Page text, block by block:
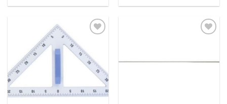
Pridať k
obľúbeným